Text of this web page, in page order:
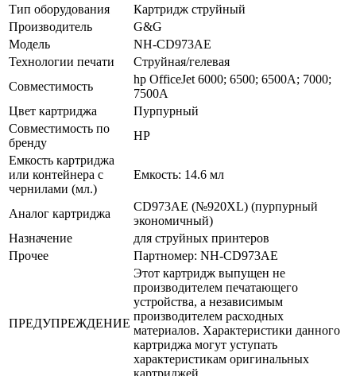
Тип оборудования
Картридж струйный
Производитель
G&G
Модель
NH-CD973AE
Технологии печати
Струйная/­гелевая
Совместимость
hp OfficeJet 6000; 6500; 6500A; 7000;
7500A
Цвет картриджа
Пурпурный
Совместимость по
бренду
HP
Емкость картриджа
или контейнера c
чернилами (мл.)
Емкость: 14.6 мл
Аналог картриджа
CD973AE (№920XL) (пурпурный
экономичный)
Назначение
для струйных принтеров
Прочее
Партномер: NH-CD973AE
ПРЕДУПРЕЖДЕНИЕ
Этот картридж выпущен не
производителем печатающего
устройства, а независимым
производителем расходных
материалов. Характеристики данного
картриджа могут уступать
характеристикам оригинальных
картриджей.